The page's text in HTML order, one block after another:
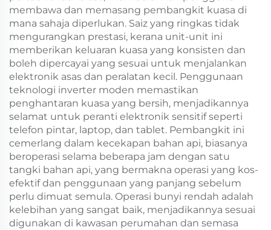
membawa dan memasang pembangkit kuasa di
mana sahaja diperlukan. Saiz yang ringkas tidak
mengurangkan prestasi, kerana unit-unit ini
memberikan keluaran kuasa yang konsisten dan
boleh dipercayai yang sesuai untuk menjalankan
elektronik asas dan peralatan kecil. Penggunaan
teknologi inverter moden memastikan
penghantaran kuasa yang bersih, menjadikannya
selamat untuk peranti elektronik sensitif seperti
telefon pintar, laptop, dan tablet. Pembangkit ini
cemerlang dalam kecekapan bahan api, biasanya
beroperasi selama beberapa jam dengan satu
tangki bahan api, yang bermakna operasi yang kos-
efektif dan penggunaan yang panjang sebelum
perlu dimuat semula. Operasi bunyi rendah adalah
kelebihan yang sangat baik, menjadikannya sesuai
digunakan di kawasan perumahan dan semasa